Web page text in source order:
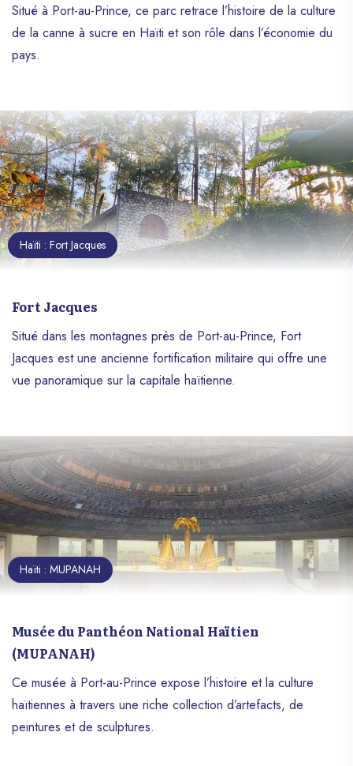
Situé à Port-au-Prince, ce parc retrace l’histoire de la culture
de la canne à sucre en Haïti et son rôle dans l’économie du
pays.
Haïti : Fort Jacques
Fort Jacques
Situé dans les montagnes près de Port-au-Prince, Fort
Jacques est une ancienne fortification militaire qui offre une
vue panoramique sur la capitale haïtienne.
Haïti : MUPANAH
Musée du Panthéon National Haïtien
(MUPANAH)
Ce musée à Port-au-Prince expose l’histoire et la culture
haïtiennes à travers une riche collection d’artefacts, de
peintures et de sculptures.